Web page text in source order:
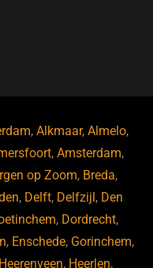
,Alkmaar,Almelo,
,Amsterdam,
op Zoom, Breda,
, Delft, Delfzijl , Den
, Dordrecht,
, Enschede, Gorinchem,
Heerenveen, Heerlen,